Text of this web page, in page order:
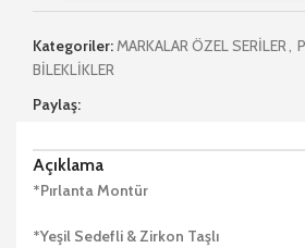
Kategoriler:MARKALAR ÖZEL SERİLER,
BİLEKLİKLER
Paylaş:
Açıklama
*Pırlanta Montür
*Yeşil Sedefli & Zirkon Taşlı